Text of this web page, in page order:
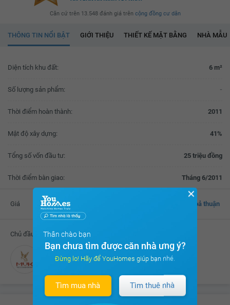
Căn cứ trên 13.548 đánh giá trên cộng đồng cư dân
THÔNG TIN NỔI BẬT GIỚI THIỆU THIẾT KẾ MẶT BẰNG NHÀ MẪU
Diện tích khu đất: 6 m²
Số lượng sản phẩm: -
Thời điểm hoàn thành: 2011
Mật độ xây dựng: 41%
Tổng số vốn đầu tư: 25 triệu đồng
Thời điểm bàn giao: Tháng 6/2011
Giá Thoả thuận
Chủ đầu tư
Công ty CP Thương mại Minh Vĩnh Khang
✕
Thân chào bạn
Bạn chưa tìm được căn nhà ưng ý?
Đừng lo! Hãy để YouHomes giúp bạn nhé.
Tìm mua nhà Tìm thuê nhà